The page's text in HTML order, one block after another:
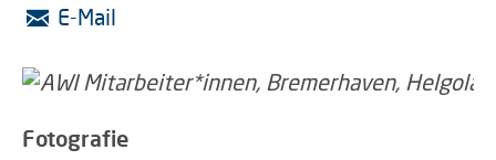
E-Mail
Fotografie